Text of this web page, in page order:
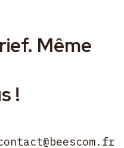
Même
!